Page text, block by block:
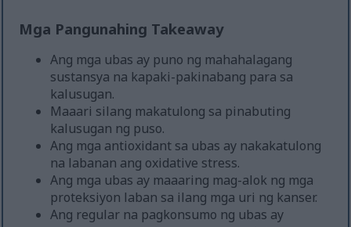
Mga Pangunahing Takeaway
Ang mga ubas ay puno ng mahahalagang
sustansya na kapaki-pakinabang para sa
kalusugan.
Maaari silang makatulong sa pinabuting
kalusugan ng puso.
Ang mga antioxidant sa ubas ay nakakatulong
na labanan ang oxidative stress.
Ang mga ubas ay maaaring mag-alok ng mga
proteksiyon laban sa ilang mga uri ng kanser.
Ang regular na pagkonsumo ng ubas ay